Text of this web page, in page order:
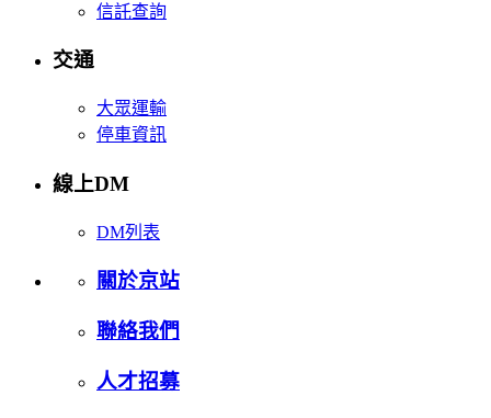
信託查詢
交通
大眾運輸
停車資訊
線上DM
DM列表
關於京站
聯絡我們
人才招募